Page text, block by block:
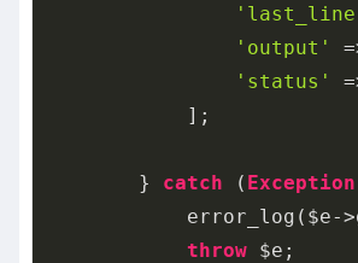
'output'
'status'
            ];
        }
catch ( Exception
error_log($e-
throw $e;